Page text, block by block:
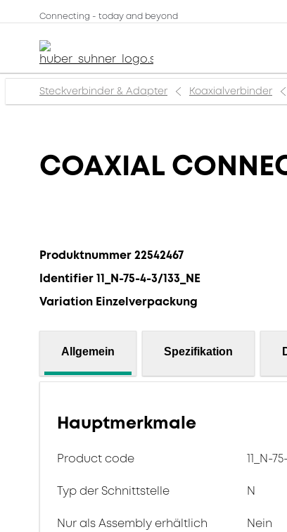
Connecting - today and beyond
Steckverbinder & Adapter Koaxialverbinder
COAXIAL
Produktnummer 22542467
Identifier 11_N-75-4-3/133_NE
Variation Einzelverpackung
Allgemein Spezifikation
Hauptmerkmale
Product code 11_N-
Typ der Schnittstelle N
Nur als Assembly erhältlich Nein